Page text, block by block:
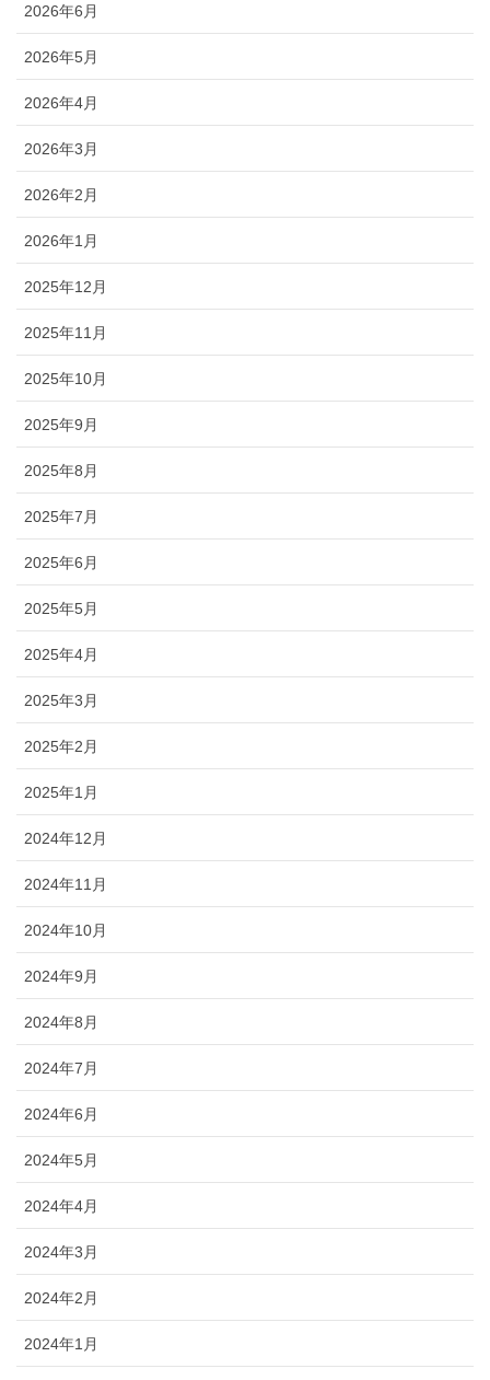
2026年6月
2026年5月
2026年4月
2026年3月
2026年2月
2026年1月
2025年12月
2025年11月
2025年10月
2025年9月
2025年8月
2025年7月
2025年6月
2025年5月
2025年4月
2025年3月
2025年2月
2025年1月
2024年12月
2024年11月
2024年10月
2024年9月
2024年8月
2024年7月
2024年6月
2024年5月
2024年4月
2024年3月
2024年2月
2024年1月